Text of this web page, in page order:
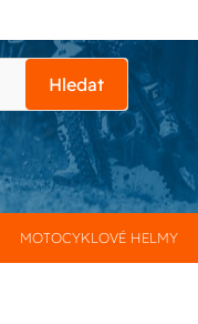
Hledat
MOTOCYKLOVÉ HELMY